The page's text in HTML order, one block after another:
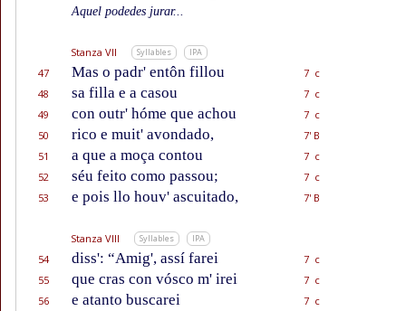
Aquel podedes jurar...
Stanza VII Syllables IPA
47 Mas o padr' entôn fillou
7 c
48
sa filla e a casou
7 c
49
con outr' hóme que achou
7 c
50
rico e muit' avondado,
7' B
51
a que a moça contou
7 c
52
séu feito como passou;
7 c
53
e pois llo houv' ascuitado, 7' B
Stanza VIII Syllables IPA
54 diss': “Amig', assí farei
7 c
55
que cras con vósco m' irei
7 c
56
e atanto buscarei
7 c